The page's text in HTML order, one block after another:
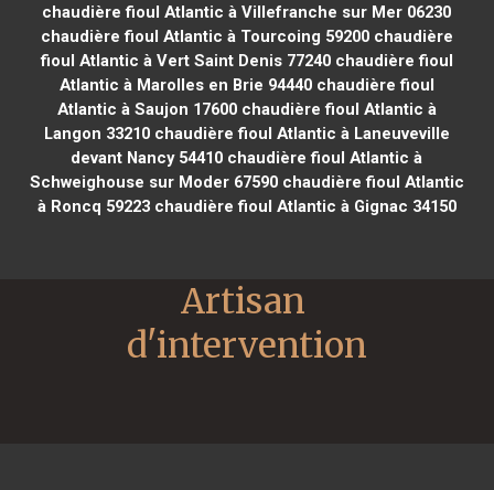
chaudière fioul Atlantic à Villefranche sur Mer 06230
chaudière fioul Atlantic à Tourcoing 59200chaudière
fioul Atlantic à Vert Saint Denis 77240chaudière fioul
Atlantic à Marolles en Brie 94440chaudière fioul
Atlantic à Saujon 17600chaudière fioul Atlantic à
Langon 33210chaudière fioul Atlantic à Laneuveville
devant Nancy 54410 chaudière fioul Atlantic à
Schweighouse sur Moder 67590chaudière fioul Atlantic
à Roncq 59223chaudière fioul Atlantic à Gignac 34150
Artisan
d'intervention